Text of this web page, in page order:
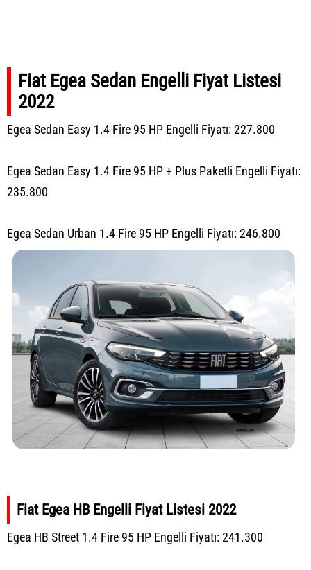
Fiat Egea Sedan Engelli Fiyat Listesi
2022
Egea Sedan Easy 1.4 Fire 95 HP Engelli Fiyatı: 227.800
Egea Sedan Easy 1.4 Fire 95 HP + Plus Paketli Engelli Fiyatı:
235.800
Egea Sedan Urban 1.4 Fire 95 HP Engelli Fiyatı: 246.800
Fiat Egea HB Engelli Fiyat Listesi 2022
Egea HB Street 1.4 Fire 95 HP Engelli Fiyatı: 241.300